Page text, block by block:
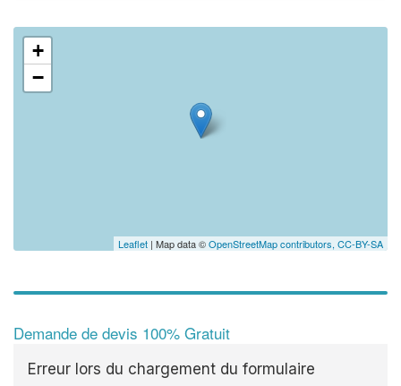
+
−
Leaflet | Map data ©OpenStreetMap contributors, CC-BY-SA
Demande de devis 100% Gratuit
Erreur lors du chargement du formulaire